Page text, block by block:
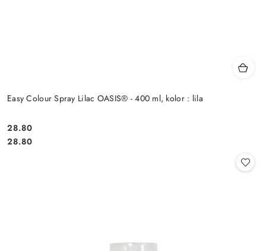
Easy Colour Spray Lilac OASIS® - 400 ml, kolor : lila
Cena:
28.80
Cena:
28.80